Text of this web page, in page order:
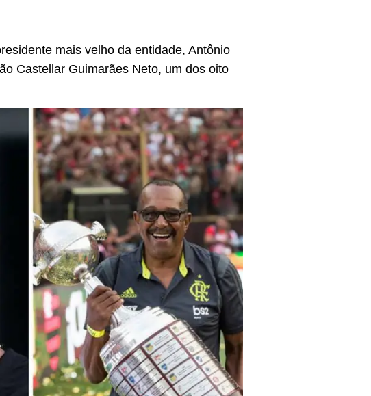
mais velho da entidade, Antônio
Castellar Guimarães Neto, um dos oito